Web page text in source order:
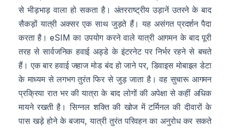
से भीड़भाड़ वाला हो सकता है। अंतरराष्ट्रीय उड़ानें उतरने के बाद
सैकड़ों यात्री अक्सर एक साथ जुड़ते हैं। यह असंगत प्रदर्शन पैदा
करता है। eSIM का उपयोग करने वाले यात्री आगमन के बाद पूरी
तरह से सार्वजनिक हवाई अड्डे के इंटरनेट पर निर्भर रहने से बचते
हैं। एक बार हवाई जहाज मोड बंद हो जाने पर, डिवाइस मोबाइल डेटा
के माध्यम से लगभग तुरंत फिर से जुड़ जाता है। वह सुचारू आगमन
प्रक्रिया रात भर की यात्रा के बाद लोगों की अपेक्षा से कहीं अधिक
मायने रखती है। सिग्नल शक्ति की खोज में टर्मिनल की दीवारों के
पास खड़े होने के बजाय, यात्री तुरंत परिवहन का अनुरोध कर सकते